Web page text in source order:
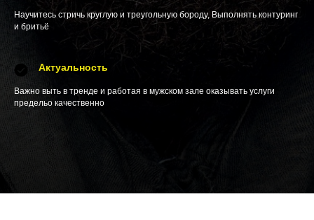
Научитесь стричь круглую и треугольную бороду, Выполнять контуринг
и бритьё
Актуальность
Важно выть в тренде и работая в мужском зале оказывать услуги
предельо качественно